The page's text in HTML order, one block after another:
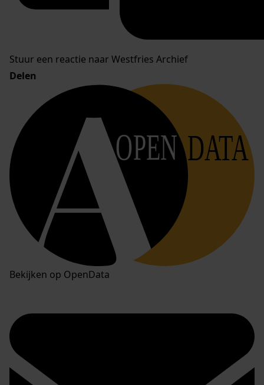
Stuur een reactie naar Westfries Archief
Delen
OPEN DATA
Bekijken op OpenData